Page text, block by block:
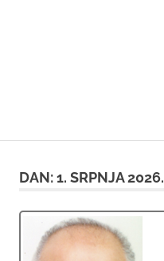
DAN:1. SRPNJA 2026.